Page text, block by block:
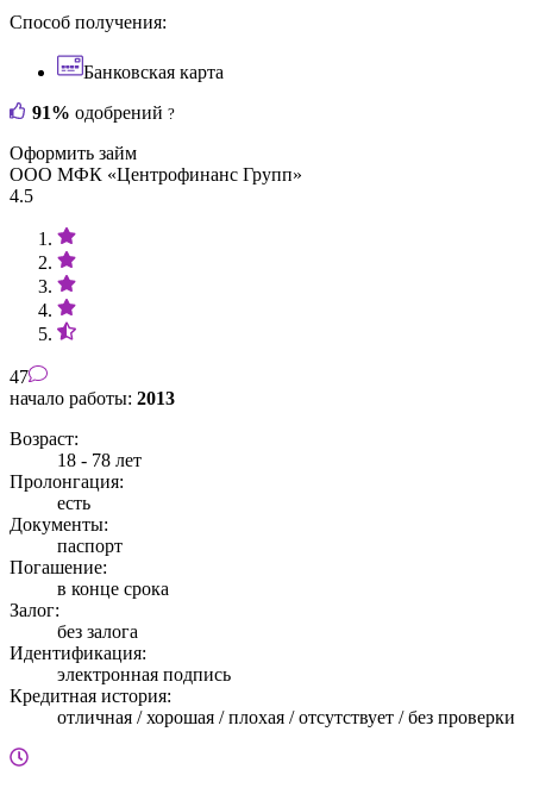
Способ получения:
Банковская карта
91% одобрений ?
Оформить займ
ООО МФК «Центрофинанс Групп»
4.5
47
начало работы: 2013
Возраст:
18 - 78 лет
Пролонгация:
есть
Документы:
паспорт
Погашение:
в конце срока
Залог:
без залога
Идентификация:
электронная подпись
Кредитная история:
отличная / хорошая / плохая / отсутствует / без проверки